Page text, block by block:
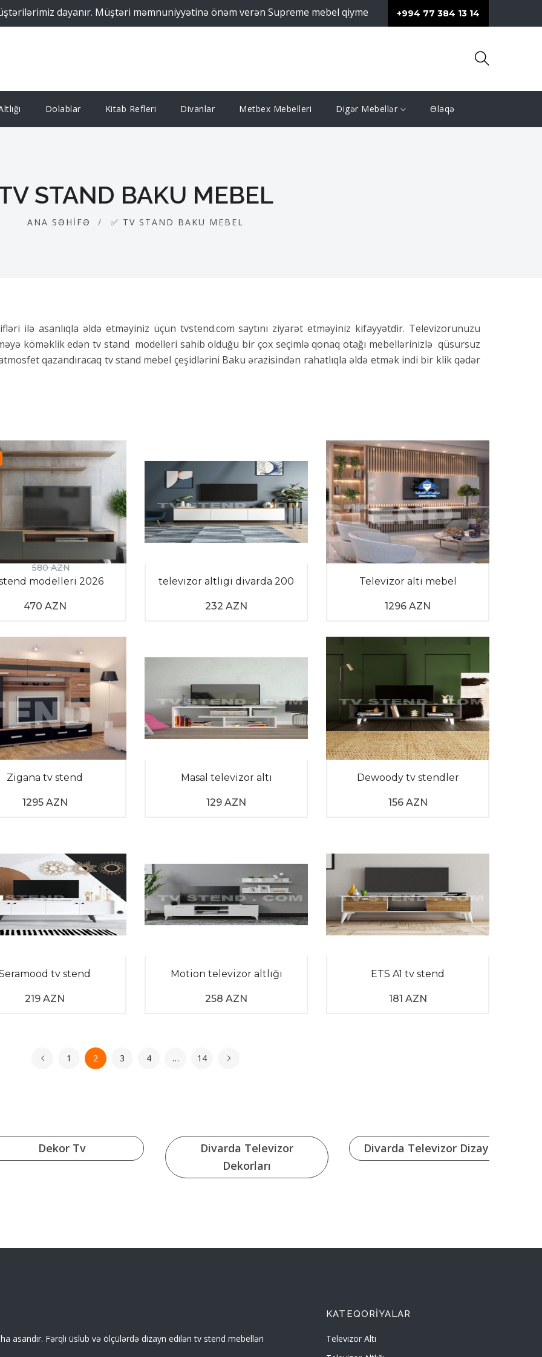
dayanır. Müştəri məmnuniyyətinə önəm verən Supreme mebel qiymeti və məhsullarının keyfiyyəti ilə fərqlənir.
+994 77 384 13 14
Dolablar Kitab Refleri Divanlar Metbex Mebelleri Digər Mebellər Əlaqə
STAND BAKU MEBEL
ANA SƏHIFƏ ✅ TV STAND BAKU MEBEL
ilə asanlıqla əldə etməyiniz üçün tvstend.com saytını ziyarət etməyiniz kifayyətdir. Televizorunuzu
köməklik edən tv stand modelleri sahib olduğu bir çox seçimlə qonaq otağı mebellərinizlə qüsursuz
qazandıracaq tv stand mebel çeşidlərini Baku ərazisindən rahatlıqla əldə etmək indi bir klik qədər
gizlədilməsinə imkan verən modellər otaqlarınızda səliqəli bir görünüşün yaranmasına səbəb olur.
deyil, eyni zamanda televizorunuzun təhlükəsiz şəkildə yerləşdirilməsi üçün önəmlidir.
yaradır. Dayanıqlı material sayılan laminat tv stend istehsalında üstünlük verilən seçimlərdəndir.
modelleri 2026
470 AZN
580 AZN
televizor altligi divarda 200
232 AZN
Televizor alti mebel
1296 AZN
Zigana tv stend
1295 AZN
Masal televizor altı
129 AZN
Dewoody tv stendler
156 AZN
tv stend
219 AZN
Motion televizor altlığı
258 AZN
ETS A1 tv stend
181 AZN
1 2 3 4 … 14
Dekor Tv
Divarda Televizor
Dekorları
Divarda Televizor Dizayni
asandır. Fərqli üslub və ölçülərdə dizayn edilən tv stend mebelləri
KATEQORIYALAR
Televizor Altı